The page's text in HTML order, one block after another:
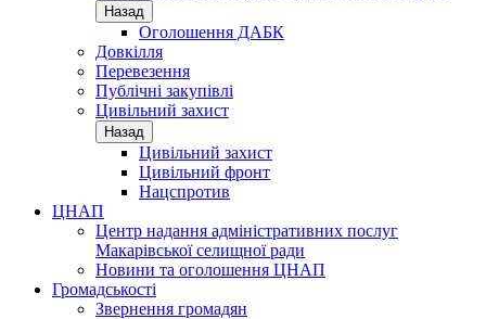
Назад
Оголошення ДАБК
Довкілля
Перевезення
Публічні закупівлі
Цивільний захист
Назад
Цивільний захист
Цивільний фронт
Нацспротив
ЦНАП
Центр надання адміністративних послуг
Макарівської селищної ради
Новини та оголошення ЦНАП
Громадськості
Звернення громадян